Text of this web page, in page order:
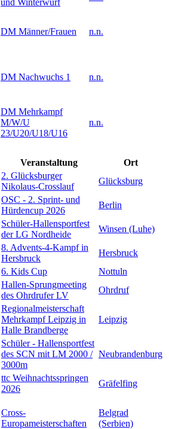
DM Männer/Frauen n.n.
DM Nachwuchs 1 n.n.
DM Mehrkampf
M/W/U
23/U20/U18/U16
n.n.
Veranstaltung
Ort
2. Glücksburger
Nikolaus-Crosslauf
Glücksburg
OSC - 2. Sprint- und
Hürdencup 2026
Berlin
Schüler-Hallensportfest
der LG Nordheide
Winsen (Luhe)
8. Advents-4-Kampf in
Hersbruck
Hersbruck
6. Kids Cup
Nottuln
Hallen-Sprungmeeting
des Ohrdrufer LV
Ohrdruf
Regionalmeisterschaft
Mehrkampf Leipzig in
Halle Brandberge
Leipzig
Schüler - Hallensportfest
des SCN mit LM 2000 /
3000m
Neubrandenburg
ttc Weihnachtsspringen
2026
Gräfelfing
Cross-
Europameisterschaften
Belgrad
(Serbien)